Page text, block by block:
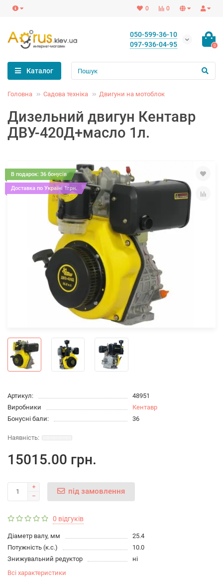
0
0
050-599-36-10
097-936-04-95
0
Каталог
Головна Садова техніка Двигуни на мотоблок
Дизельний двигун Кентавр
ДВУ-420Д+масло 1л.
В подарок: 36 бонусів
Доставка по Україні 1грн.
Артикул:
48951
Виробники
Кентавр
Бонусні бали:
36
15015.00 грн.
під замовлення
0 відгуків
Діаметр валу, мм
25.4
Потужність (к.с.)
10.0
Знижувальний редуктор
ні
Всі характеристики